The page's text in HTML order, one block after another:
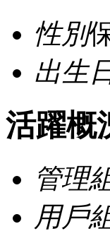
性別
出生
活躍概
管理
用戶